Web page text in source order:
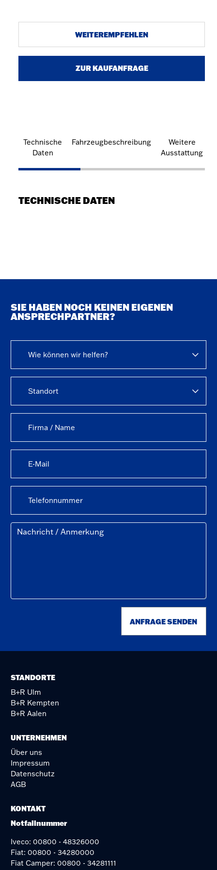
WEITEREMPFEHLEN
ZUR KAUFANFRAGE
Technische
Daten
Fahrzeugbeschreibung
Weitere
Ausstattung
TECHNISCHE DATEN
SIE HABEN NOCH KEINEN EIGENEN
ANSPRECHPARTNER?
Wie können wir helfen?
Standort
ANFRAGE SENDEN
STANDORTE
B+R Ulm
B+R Kempten
B+R Aalen
UNTERNEHMEN
Über uns
Impressum
Datenschutz
AGB
KONTAKT
Notfallnummer
Iveco: 00800 - 48326000
Fiat: 00800 - 34280000
Fiat Camper: 00800 - 34281111